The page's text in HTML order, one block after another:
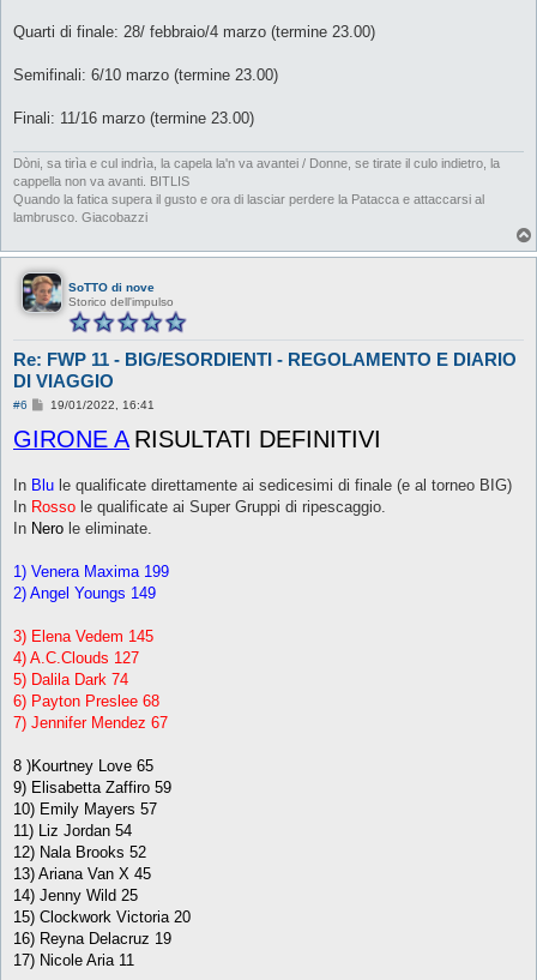
Quarti di finale: 28/ febbraio/4 marzo (termine 23.00)
Semifinali: 6/10 marzo (termine 23.00)
Finali: 11/16 marzo (termine 23.00)
Dòni, sa tirìa e cul indrìa, la capela la'n va avantei / Donne, se tirate il culo indietro, la
cappella non va avanti. BITLIS
Quando la fatica supera il gusto e ora di lasciar perdere la Patacca e attaccarsi al
lambrusco. Giacobazzi
SoTTO di nove
Storico dell'impulso
Re: FWP 11 - BIG/ESORDIENTI - REGOLAMENTO E DIARIO
DI VIAGGIO
#6
M
s
s
g
i
19/01/2022, 16:41
GIRONE A RISULTATI DEFINITIVI
In Blu le qualificate direttamente ai sedicesimi di finale (e al torneo BIG)
In Rosso le qualificate ai Super Gruppi di ripescaggio.
In Nero le eliminate.
1) Venera Maxima 199
2) Angel Youngs 149
3) Elena Vedem 145
4) A.C.Clouds 127
5) Dalila Dark 74
6) Payton Preslee 68
7) Jennifer Mendez 67
8 )Kourtney Love 65
9) Elisabetta Zaffiro 59
10) Emily Mayers 57
11) Liz Jordan 54
12) Nala Brooks 52
13) Ariana Van X 45
14) Jenny Wild 25
15) Clockwork Victoria 20
16) Reyna Delacruz 19
17) Nicole Aria 11